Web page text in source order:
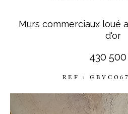
Murs commerciaux loué
d'or
430
REF :